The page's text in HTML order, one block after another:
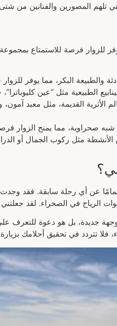
تلهم المصورين والفنانين من شتى
للزوار فرصة للاستمتاع
والطبيعة البكر، مما يوفر
الطبيعية مثل “عين
الأثرية القديمة، مثل معبد
صحراوية، مما يمنح الزوار فرصة
مثل ركوب الجمال أو
عن أي رحلة سابقة. فقد
في الصحراء. لقد جعلتني
جديدة، بل هو دعوة للتعرف
فلا تتردد في تحقيق أحلامك